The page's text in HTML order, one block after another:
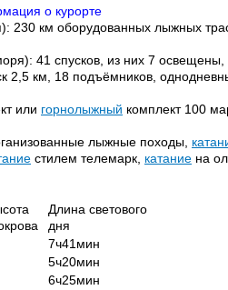
о курорте
230 км оборудованных лыжных
41 спусков, из них 7
2,5 км, 18 подъёмников,
или горнолыжный комплект 100
лыжные походы,
стилем телемарк, катание на
Длина светового
дня
7ч41мин
5ч20мин
6ч25мин